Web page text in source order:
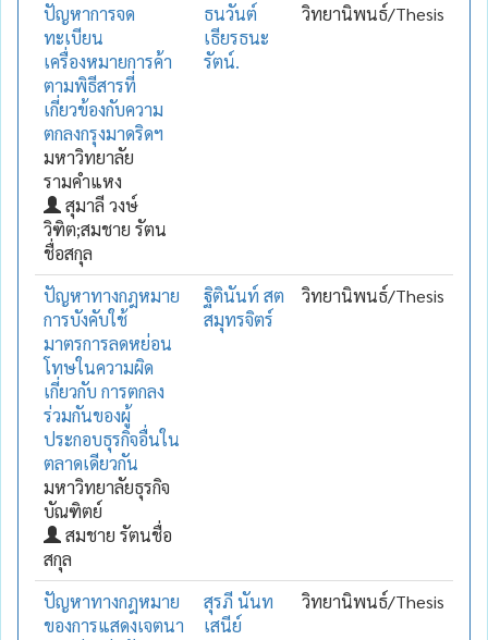
ปัญหาการจด
ทะเบียน
เครื่องหมายการค้า
ตามพิธีสารที่
เกี่ยวข้องกับความ
ตกลงกรุงมาดริดฯ
มหาวิทยาลัย
รามคำแหง
สุมาลี วงษ์
วิฑิต;สมชาย รัตน
ชื่อสกุล
ธนวันต์
เธียรธนะ
รัตน์.
วิทยานิพนธ์/Thesis
ปัญหาทางกฎหมาย
การบังคับใช้
มาตรการลดหย่อน
โทษในความผิด
เกี่ยวกับ การตกลง
ร่วมกันของผู้
ประกอบธุรกิจอื่นใน
ตลาดเดียวกัน
มหาวิทยาลัยธุรกิจ
บัณฑิตย์
สมชาย รัตนชื่อ
สกุล
ฐิตินันท์ สต
สมุทรจิตร์
วิทยานิพนธ์/Thesis
ปัญหาทางกฎหมาย
ของการแสดงเจตนา
สุรภี นันท
เสนีย์
วิทยานิพนธ์/Thesis